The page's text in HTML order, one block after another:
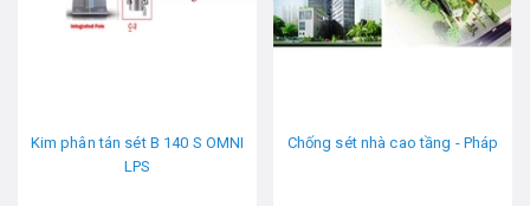
Kim phân tán sét B 140 S OMNI
LPS
Chống sét nhà cao tầng - Pháp